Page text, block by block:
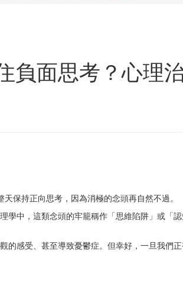
負面思考？心理
保持正向思考，因為消極的念頭再自然不過。
中，這類念頭的牢籠稱作「思維陷阱」或「
感受、甚至導致憂鬱症。但幸好，一旦我們